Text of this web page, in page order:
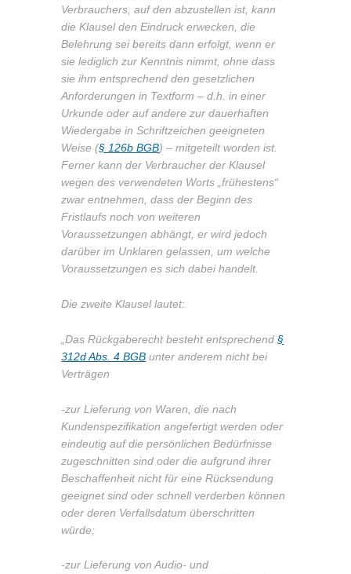
Verbrauchers, auf den abzustellen ist, kann
die Klausel den Eindruck erwecken, die
Belehrung sei bereits dann erfolgt, wenn er
sie lediglich zur Kenntnis nimmt, ohne dass
sie ihm entsprechend den gesetzlichen
Anforderungen in Textform – d.h. in einer
Urkunde oder auf andere zur dauerhaften
Wiedergabe in Schriftzeichen geeigneten
Weise (§ 126b BGB) – mitgeteilt worden ist.
Ferner kann der Verbraucher der Klausel
wegen des verwendeten Worts „frühestens“
zwar entnehmen, dass der Beginn des
Fristlaufs noch von weiteren
Voraussetzungen abhängt, er wird jedoch
darüber im Unklaren gelassen, um welche
Voraussetzungen es sich dabei handelt.
Die zweite Klausel lautet:
„Das Rückgaberecht besteht entsprechend§
312d Abs. 4 BGB unter anderem nicht bei
Verträgen
-zur Lieferung von Waren, die nach
Kundenspezifikation angefertigt werden oder
eindeutig auf die persönlichen Bedürfnisse
zugeschnitten sind oder die aufgrund ihrer
Beschaffenheit nicht für eine Rücksendung
geeignet sind oder schnell verderben können
oder deren Verfallsdatum überschritten
würde;
-zur Lieferung von Audio- und